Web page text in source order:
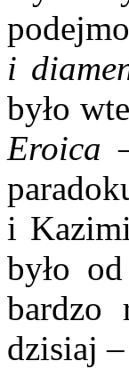
i
było
Eroica
i
było
bardzo
dzisiaj